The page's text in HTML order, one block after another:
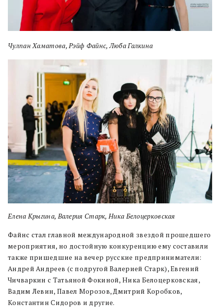
Чулпан Хаматова, Рэйф Файнс, Люба Галкина
Елена Крыгина, Валерия Старк, Ника Белоцерковская
Файнс стал главной международной звездой прошедшего
мероприятия, но достойную конкуренцию ему составили
также пришедшие на вечер русские предприниматели:
Андрей Андреев (с подругой Валерией Старк), Евгений
Чичваркин с Татьяной Фокиной, Ника Белоцерковская,
Вадим Левин, Павел Морозов, Дмитрий Коробков,
Константин Сидоров и другие.